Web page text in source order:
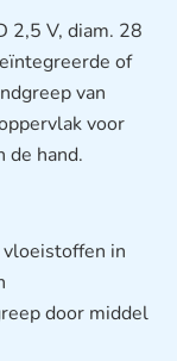
2,5 V, diam. 28
of
van
voor
de hand.
in
door middel